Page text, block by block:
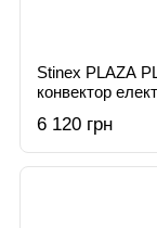
Stinex PLAZA
конвектор
6 120 грн